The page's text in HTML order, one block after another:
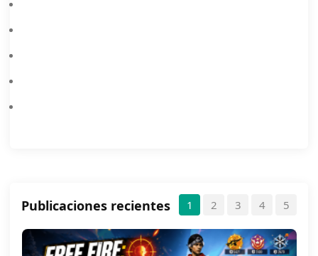
Publicaciones recientes 1 2 3 4 5